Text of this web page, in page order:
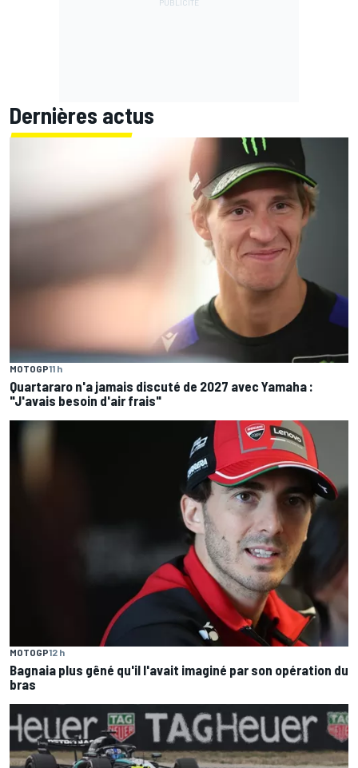
Dernières actus
MOTOGP11 h
Quartararo n'a jamais discuté de 2027 avec Yamaha :
"J'avais besoin d'air frais"
MOTOGP12 h
Bagnaia plus gêné qu'il l'avait imaginé par son opération du
bras